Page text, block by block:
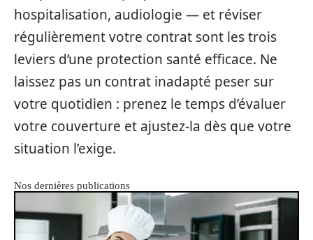
hospitalisation, audiologie — et réviser
régulièrement votre contrat sont les trois
leviers d’une protection santé efficace. Ne
laissez pas un contrat inadapté peser sur
votre quotidien : prenez le temps d’évaluer
votre couverture et ajustez-la dès que votre
situation l’exige.
Nos dernières publications